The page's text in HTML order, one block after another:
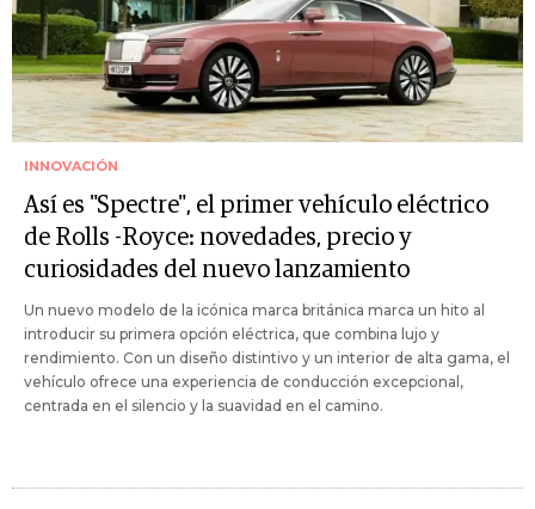
INNOVACIÓN
Así es "Spectre", el primer vehículo eléctrico
de Rolls -Royce: novedades, precio y
curiosidades del nuevo lanzamiento
Un nuevo modelo de la icónica marca británica marca un hito al
introducir su primera opción eléctrica, que combina lujo y
rendimiento. Con un diseño distintivo y un interior de alta gama, el
vehículo ofrece una experiencia de conducción excepcional,
centrada en el silencio y la suavidad en el camino.